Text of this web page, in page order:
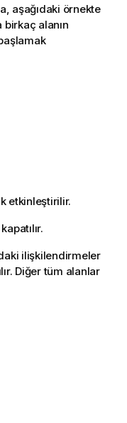
aşağıdaki örnekte
alanın
etkinleştirilir.
ilişkilendirmeler
Diğer tüm alanlar